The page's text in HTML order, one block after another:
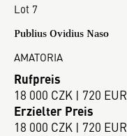
Lot 7
Publius Ovidius Naso
AMATORIA
Rufpreis
18 000 CZK | 720 EUR
Erzielter Preis
18 000 CZK | 720 EUR